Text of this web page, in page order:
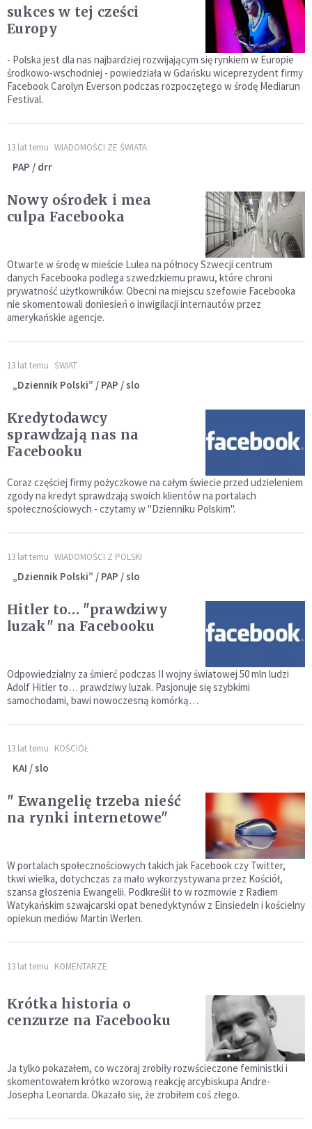
sukces w tej cześci
Europy
- Polska jest dla nas najbardziej rozwijającym się rynkiem w Europie
środkowo-wschodniej - powiedziała w Gdańsku wiceprezydent firmy
Facebook Carolyn Everson podczas rozpoczętego w środę Mediarun
Festival.
13 lat temu WIADOMOŚCI ZE ŚWIATA
PAP / drr
Nowy ośrodek i mea
culpa Facebooka
Otwarte w środę w mieście Lulea na północy Szwecji centrum
danych Facebooka podlega szwedzkiemu prawu, które chroni
prywatność użytkowników. Obecni na miejscu szefowie Facebooka
nie skomentowali doniesień o inwigilacji internautów przez
amerykańskie agencje.
13 lat temu ŚWIAT
„Dziennik Polski” / PAP / slo
Kredytodawcy
sprawdzają nas na
Facebooku
Coraz częściej firmy pożyczkowe na całym świecie przed udzieleniem
zgody na kredyt sprawdzają swoich klientów na portalach
społecznościowych - czytamy w "Dzienniku Polskim".
13 lat temu WIADOMOŚCI Z POLSKI
„Dziennik Polski” / PAP / slo
Hitler to… "prawdziwy
luzak" na Facebooku
Odpowiedzialny za śmierć podczas II wojny światowej 50 mln ludzi
Adolf Hitler to… prawdziwy luzak. Pasjonuje się szybkimi
samochodami, bawi nowoczesną komórką…
13 lat temu KOŚCIÓŁ
KAI / slo
" Ewangelię trzeba nieść
na rynki internetowe"
W portalach społecznościowych takich jak Facebook czy Twitter,
tkwi wielka, dotychczas za mało wykorzystywana przez Kościół,
szansa głoszenia Ewangelii. Podkreślił to w rozmowie z Radiem
Watykańskim szwajcarski opat benedyktynów z Einsiedeln i kościelny
opiekun mediów Martin Werlen.
13 lat temu KOMENTARZE
Krótka historia o
cenzurze na Facebooku
Ja tylko pokazałem, co wczoraj zrobiły rozwścieczone feministki i
skomentowałem krótko wzorową reakcję arcybiskupa Andre-
Josepha Leonarda. Okazało się, że zrobiłem coś złego.